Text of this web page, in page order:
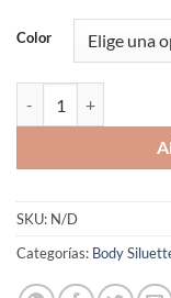
Color
SKU: N/D
Categorías: Body